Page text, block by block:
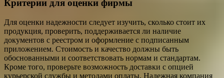
Критерии для оценки фирмы
Для оценки надежности следует изучить, сколько стоит их
продукция, проверить, поддерживается ли наличие
документов с реестром и оформление с подписанным
приложением. Стоимость и качество должны быть
обоснованными и соответствовать нормам и стандартам.
Кроме того, проверьте возможность доставки с опцией
курьерской службы и методами оплаты. Надежная компания